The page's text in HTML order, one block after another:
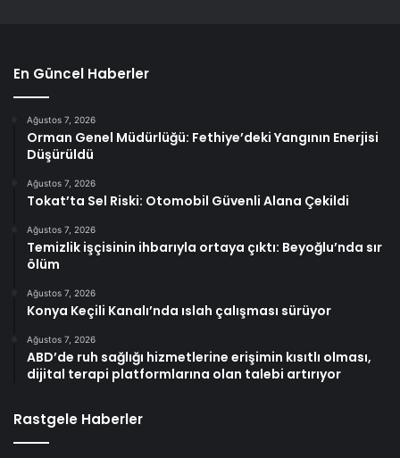
En Güncel Haberler
Ağustos 7, 2026
Orman Genel Müdürlüğü: Fethiye’deki Yangının Enerjisi
Düşürüldü
Ağustos 7, 2026
Tokat’ta Sel Riski: Otomobil Güvenli Alana Çekildi
Ağustos 7, 2026
Temizlik işçisinin ihbarıyla ortaya çıktı: Beyoğlu’nda sır
ölüm
Ağustos 7, 2026
Konya Keçili Kanalı’nda ıslah çalışması sürüyor
Ağustos 7, 2026
ABD’de ruh sağlığı hizmetlerine erişimin kısıtlı olması,
dijital terapi platformlarına olan talebi artırıyor
Rastgele Haberler